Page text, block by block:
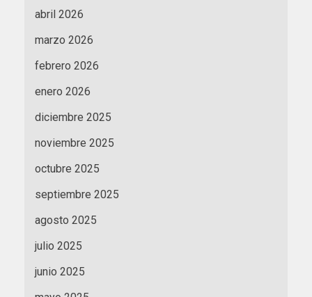
abril 2026
marzo 2026
febrero 2026
enero 2026
diciembre 2025
noviembre 2025
octubre 2025
septiembre 2025
agosto 2025
julio 2025
junio 2025